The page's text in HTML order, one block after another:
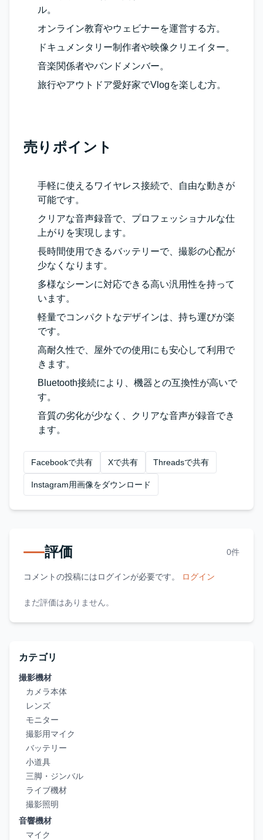
ル。
オンライン教育やウェビナーを運営する方。
ドキュメンタリー制作者や映像クリエイター。
音楽関係者やバンドメンバー。
旅行やアウトドア愛好家でVlogを楽しむ方。
売りポイント
手軽に使えるワイヤレス接続で、自由な動きが
可能です。
クリアな音声録音で、プロフェッショナルな仕
上がりを実現します。
長時間使用できるバッテリーで、撮影の心配が
少なくなります。
多様なシーンに対応できる高い汎用性を持って
います。
軽量でコンパクトなデザインは、持ち運びが楽
です。
高耐久性で、屋外での使用にも安心して利用で
きます。
Bluetooth接続により、機器との互換性が高いで
す。
音質の劣化が少なく、クリアな音声が録音でき
ます。
Facebookで共有 Xで共有 Threadsで共有
Instagram用画像をダウンロード
評価 0件
コメントの投稿にはログインが必要です。 ログイン
まだ評価はありません。
カテゴリ
撮影機材
カメラ本体
レンズ
モニター
撮影用マイク
バッテリー
小道具
三脚・ジンバル
ライブ機材
撮影照明
音響機材
マイク